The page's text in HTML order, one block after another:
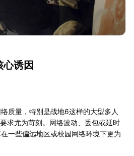
诱因
质量，特别是战地6这样的大型多人
求尤为苛刻。网络波动、丢包或延时
一些偏远地区或校园网络环境下更为